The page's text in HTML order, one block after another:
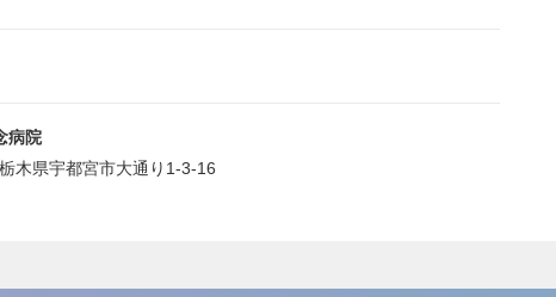
病院
木県宇都宮市大通り1-3-16